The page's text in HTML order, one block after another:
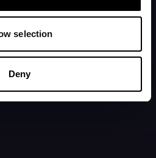
selection
Deny
Juridisk
Servicevilkår